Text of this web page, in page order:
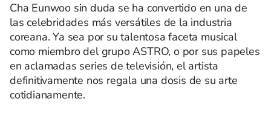
Cha Eunwoo sin duda se ha convertido en una de
las celebridades más versátiles de la industria
coreana. Ya sea por su talentosa faceta musical
como miembro del grupo ASTRO, o por sus papeles
en aclamadas series de televisión, el artista
definitivamente nos regala una dosis de su arte
cotidianamente.